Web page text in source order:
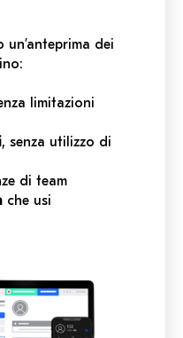
dei
limitazioni
, senza utilizzo di
di team
che usi